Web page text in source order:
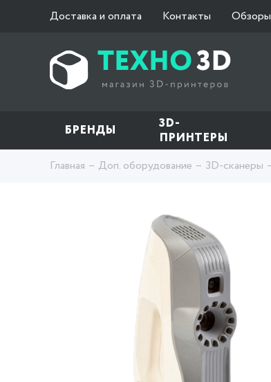
Доставка и оплата Контакты Обзоры
БРЕНДЫ
3D-
ПРИНТЕРЫ
Главная Доп. оборудование 3D-сканеры